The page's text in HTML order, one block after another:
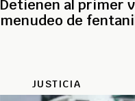
Detienen al primer
menudeo de
JUSTICIA